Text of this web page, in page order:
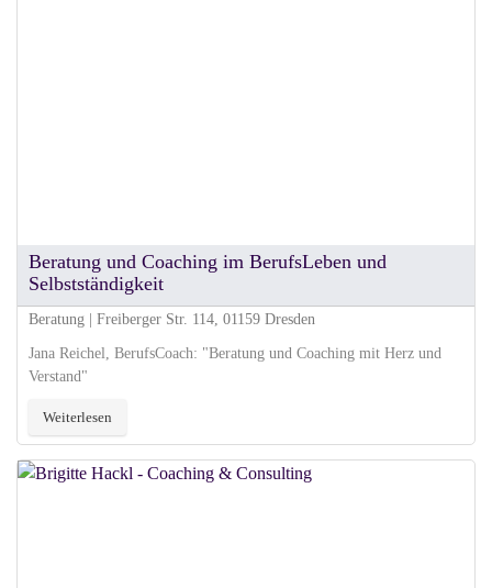
Beratung und Coaching im BerufsLeben und
Selbstständigkeit
Beratung | Freiberger Str. 114, 01159 Dresden
Jana Reichel, BerufsCoach: "Beratung und Coaching mit Herz und
Verstand"
Weiterlesen